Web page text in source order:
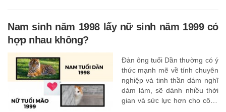
Nam sinh năm 1998 lấy nữ sinh năm 1999 có
hợp nhau không?
Đàn ông tuổi Dần thường có ý
thức mạnh mẽ về tính chuyên
nghiệp và tinh thần dám nghĩ
dám làm, sẽ dành nhiều thời
gian và sức lực hơn cho công